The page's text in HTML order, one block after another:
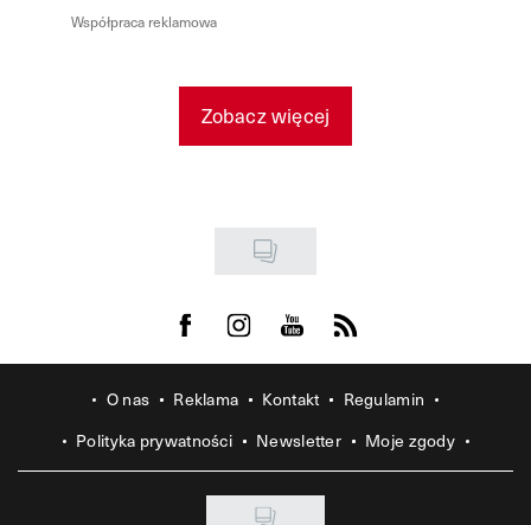
Współpraca reklamowa
Zobacz więcej
Visit us on Facebook
Visit us on Instagram
Visit us on Youtube
Visit us on Rss
O nas Reklama Kontakt
Regulamin
Polityka prywatności
Newsletter Moje zgody